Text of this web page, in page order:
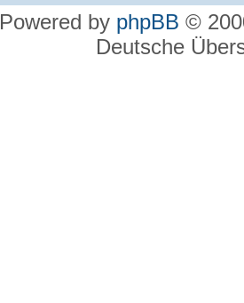
Powered by phpBB ©
Deutsche